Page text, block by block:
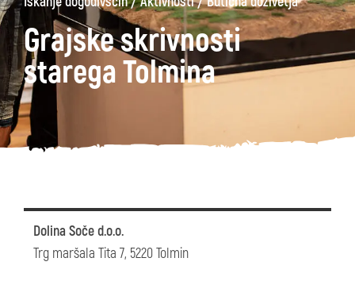
Grajske skrivnosti
starega Tolmina
Dolina Soče d.o.o.
Trg maršala Tita 7, 5220 Tolmin